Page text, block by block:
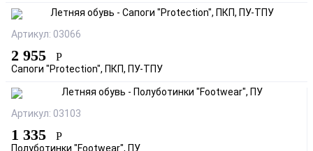
Артикул: 03066
2 955 Р
Сапоги "Protection", ПКП, ПУ-ТПУ
Артикул: 03103
1 335 Р